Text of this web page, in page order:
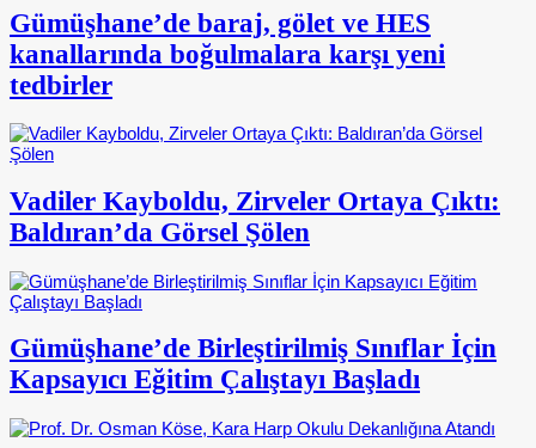
Gümüşhane’de baraj, gölet ve HES
kanallarında boğulmalara karşı yeni
tedbirler
Vadiler Kayboldu, Zirveler Ortaya Çıktı:
Baldıran’da Görsel Şölen
Gümüşhane’de Birleştirilmiş Sınıflar İçin
Kapsayıcı Eğitim Çalıştayı Başladı